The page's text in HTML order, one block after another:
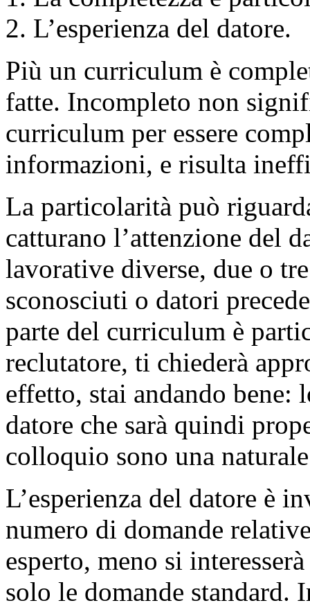
L’esperienza del datore.
Più un curriculum è
fatte. Incompleto non
curriculum per essere
informazioni, e risulta
La particolarità può
catturano l’attenzione del
lavorative diverse, due o
sconosciuti o datori
parte del curriculum è
reclutatore, ti chiederà
effetto, stai andando
datore che sarà quindi
colloquio sono una
L’esperienza del datore è
numero di domande
esperto, meno si
solo le domande